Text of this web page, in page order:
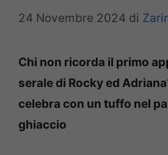
24 Novembre 2024 di
Chi non ricorda il primo
serale di Rocky ed
celebra con un tuffo nel
ghiaccio